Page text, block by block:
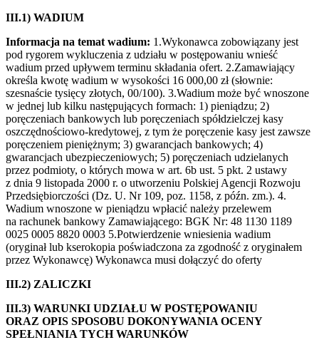
III.1) WADIUM
Informacja na temat wadium: 1.Wykonawca zobowiązany jest
pod rygorem wykluczenia z udziału w postępowaniu wnieść
wadium przed upływem terminu składania ofert. 2.Zamawiający
określa kwotę wadium w wysokości 16 000,00 zł (słownie:
szesnaście tysięcy złotych, 00/100). 3.Wadium może być wnoszone
w jednej lub kilku następujących formach: 1) pieniądzu; 2)
poręczeniach bankowych lub poręczeniach spółdzielczej kasy
oszczędnościowo-kredytowej, z tym że poręczenie kasy jest zawsze
poręczeniem pieniężnym; 3) gwarancjach bankowych; 4)
gwarancjach ubezpieczeniowych; 5) poręczeniach udzielanych
przez podmioty, o których mowa w art. 6b ust. 5 pkt. 2 ustawy
z dnia 9 listopada 2000 r. o utworzeniu Polskiej Agencji Rozwoju
Przedsiębiorczości (Dz. U. Nr 109, poz. 1158, z późn. zm.). 4.
Wadium wnoszone w pieniądzu wpłacić należy przelewem
na rachunek bankowy Zamawiającego: BGK Nr: 48 1130 1189
0025 0005 8820 0003 5.Potwierdzenie wniesienia wadium
(oryginał lub kserokopia poświadczona za zgodność z oryginałem
przez Wykonawcę) Wykonawca musi dołączyć do oferty
III.2) ZALICZKI
III.3) WARUNKI UDZIAŁU W POSTĘPOWANIU
ORAZ OPIS SPOSOBU DOKONYWANIA OCENY
SPEŁNIANIA TYCH WARUNKÓW